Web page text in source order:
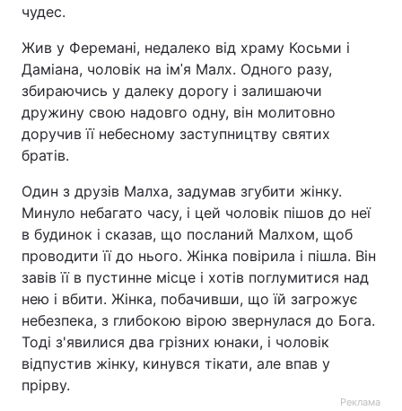
чудес.
Жив у Феремані, недалеко від храму Косьми і
Даміана, чоловік на імˈя Малх. Одного разу,
збираючись у далеку дорогу і залишаючи
дружину свою надовго одну, він молитовно
доручив її небесному заступництву святих
братів.
Один з друзів Малха, задумав згубити жінку.
Минуло небагато часу, і цей чоловік пішов до неї
в будинок і сказав, що посланий Малхом, щоб
проводити її до нього. Жінка повірила і пішла. Він
завів її в пустинне місце і хотів поглумитися над
нею і вбити. Жінка, побачивши, що їй загрожує
небезпека, з глибокою вірою звернулася до Бога.
Тоді з'явилися два грізних юнаки, і чоловік
відпустив жінку, кинувся тікати, але впав у
прірву.
Реклама